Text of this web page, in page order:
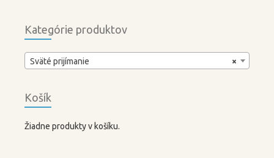
Kategórie produktov
×
Sväté prijímanie
Košík
Žiadne produkty v košíku.